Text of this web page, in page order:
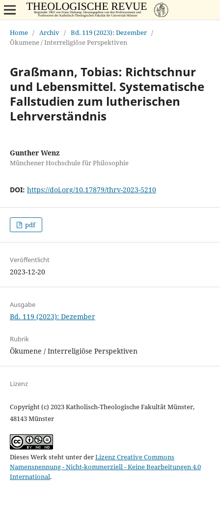
Home / Archiv / Bd. 119 (2023): Dezember /
Ökumene / Interreligiöse Perspektiven
Graßmann, Tobias: Richtschnur
und Lebensmittel. Systematische
Fallstudien zum lutherischen
Lehrverständnis
Gunther Wenz
Münchener Hochschule für Philosophie
DOI: https://doi.org/10.17879/thrv-2023-5210
pdf
Veröffentlicht
2023-12-20
Ausgabe
Bd. 119 (2023): Dezember
Rubrik
Ökumene / Interreligiöse Perspektiven
Lizenz
Copyright (c) 2023 Katholisch-Theologische Fakultät Münster,
48143 Münster
Dieses Werk steht unter derLizenz Creative Commons
Namensnennung - Nicht-kommerziell - Keine Bearbeitungen 4.0
International.